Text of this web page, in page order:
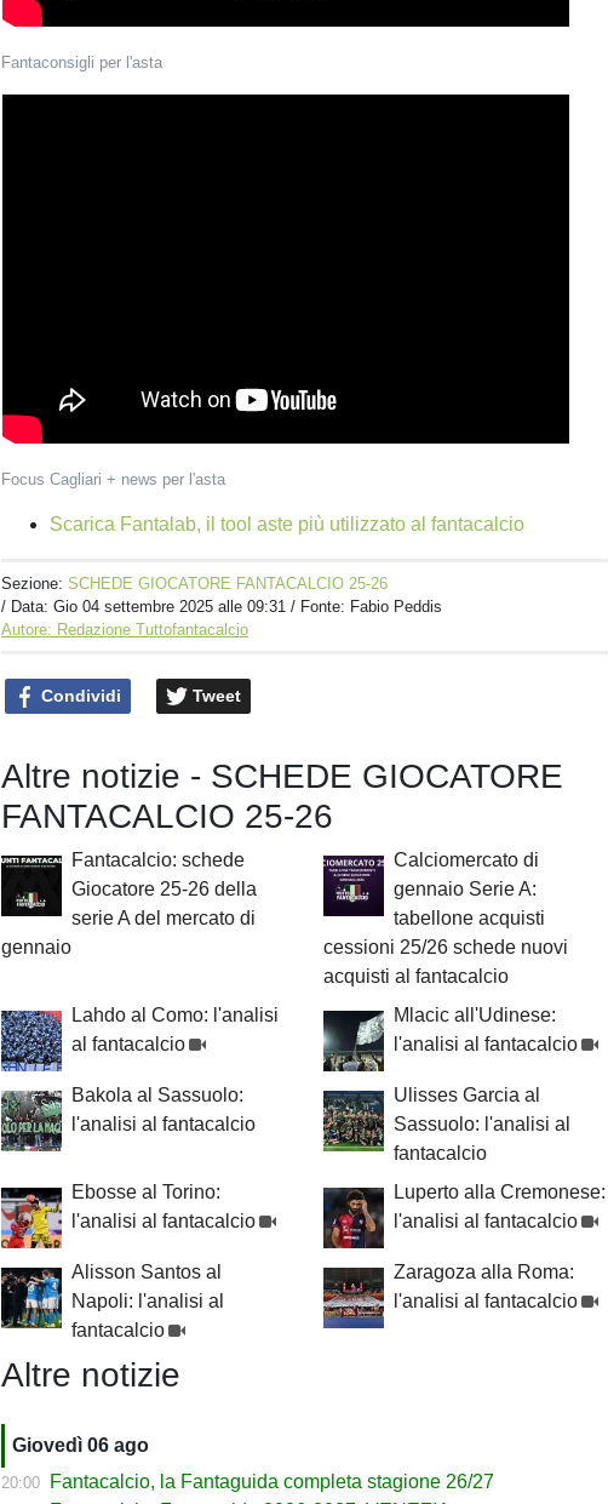
Fantaconsigli per l'asta
Focus Cagliari + news per l'asta
Scarica Fantalab, il tool aste più utilizzato al fantacalcio
Sezione:SCHEDE GIOCATORE FANTACALCIO 25-26
/ Data:Gio 04 settembre 2025 alle 09:31 / Fonte: Fabio Peddis
Autore: Redazione Tuttofantacalcio
Condividi Tweet
Altre notizie - SCHEDE GIOCATORE
FANTACALCIO 25-26
Fantacalcio: schede
Giocatore 25-26 della
serie A del mercato di
gennaio
Calciomercato di
gennaio Serie A:
tabellone acquisti
cessioni 25/26 schede nuovi
acquisti al fantacalcio
Lahdo al Como: l'analisi
al fantacalcio
Mlacic all'Udinese:
l'analisi al fantacalcio
Bakola al Sassuolo:
l'analisi al fantacalcio
Ulisses Garcia al
Sassuolo: l'analisi al
fantacalcio
Ebosse al Torino:
l'analisi al fantacalcio
Luperto alla Cremonese:
l'analisi al fantacalcio
Alisson Santos al
Napoli: l'analisi al
fantacalcio
Zaragoza alla Roma:
l'analisi al fantacalcio
Altre notizie
Giovedì 06 ago
20:00 Fantacalcio, la Fantaguida completa stagione 26/27